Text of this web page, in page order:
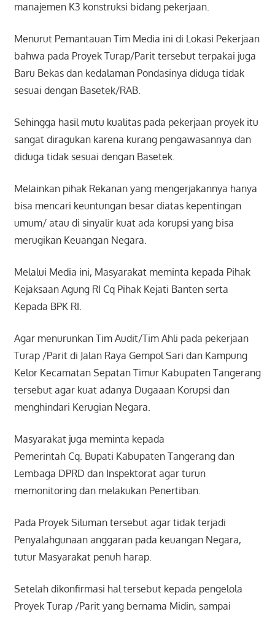
manajemen K3 konstruksi bidang pekerjaan.
Menurut Pemantauan Tim Media ini di Lokasi Pekerjaan
bahwa pada Proyek Turap/Parit tersebut terpakai juga
Baru Bekas dan kedalaman Pondasinya diduga tidak
sesuai dengan Basetek/RAB.
Sehingga hasil mutu kualitas pada pekerjaan proyek itu
sangat diragukan karena kurang pengawasannya dan
diduga tidak sesuai dengan Basetek.
Melainkan pihak Rekanan yang mengerjakannya hanya
bisa mencari keuntungan besar diatas kepentingan
umum/ atau di sinyalir kuat ada korupsi yang bisa
merugikan Keuangan Negara.
Melalui Media ini, Masyarakat meminta kepada Pihak
Kejaksaan Agung RI Cq Pihak Kejati Banten serta
Kepada BPK RI.
Agar menurunkan Tim Audit/Tim Ahli pada pekerjaan
Turap /Parit di Jalan Raya Gempol Sari dan Kampung
Kelor Kecamatan Sepatan Timur Kabupaten Tangerang
tersebut agar kuat adanya Dugaaan Korupsi dan
menghindari Kerugian Negara.
Masyarakat juga meminta kepada
Pemerintah Cq. Bupati Kabupaten Tangerang dan
Lembaga DPRD dan Inspektorat agar turun
memonitoring dan melakukan Penertiban.
Pada Proyek Siluman tersebut agar tidak terjadi
Penyalahgunaan anggaran pada keuangan Negara,
tutur Masyarakat penuh harap.
Setelah dikonfirmasi hal tersebut kepada pengelola
Proyek Turap /Parit yang bernama Midin, sampai